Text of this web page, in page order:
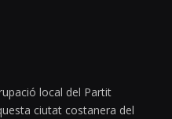
local del Partit
ciutat costanera del